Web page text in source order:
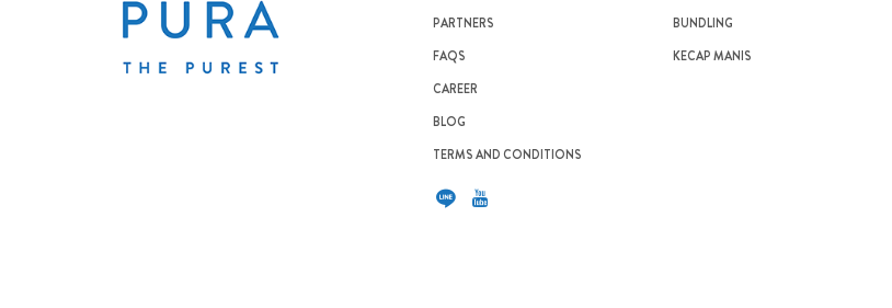
PARTNERS
FAQS
CAREER
BLOG
TERMS AND CONDITIONS
BUNDLING
KECAP MANIS